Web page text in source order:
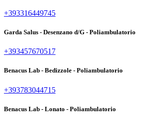
+393316449745
Garda Salus - Desenzano d/G - Poliambulatorio
+393457670517
Benacus Lab - Bedizzole - Poliambulatorio
+393783044715
Benacus Lab - Lonato - Poliambulatorio